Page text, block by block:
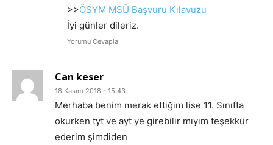
>>ÖSYM MSÜ Başvuru Kılavuzu
İyi günler dileriz.
Yorumu Cevapla
Can keser
18 Kasım 2018 - 15:43
Merhaba benim merak ettiğim lise 11. Sınıfta
okurken tyt ve ayt ye girebilir mıyım teşekkür
ederim şimdiden